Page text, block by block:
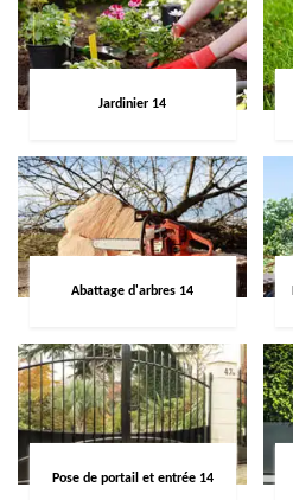
Jardinier 14
Abattage d'arbres 14
Pose de portail et entrée 14